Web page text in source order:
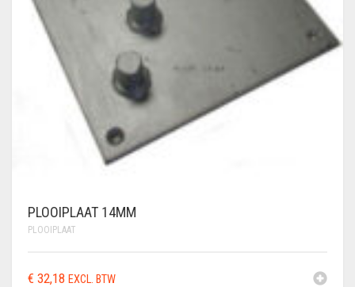
PLOOIPLAAT 14MM
PLOOIPLAAT
€ 32,18 EXCL. BTW